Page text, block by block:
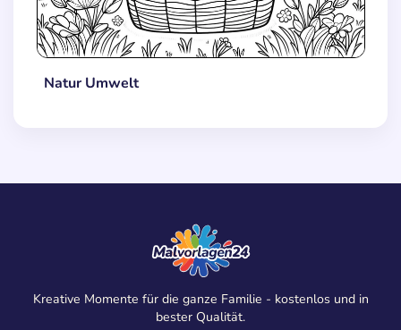
Natur Umwelt
Kreative Momente für die ganze Familie - kostenlos und in
bester Qualität.